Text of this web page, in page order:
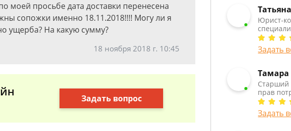
моей просьбе дата доставки перенесена
сопожки именно 18.11.2018!!!! Могу ли я
ущерба? На какую сумму?
18 ноября 2018 г. 10:45
Задать вопрос
Юрист-
Задать
Старший
прав
Задать